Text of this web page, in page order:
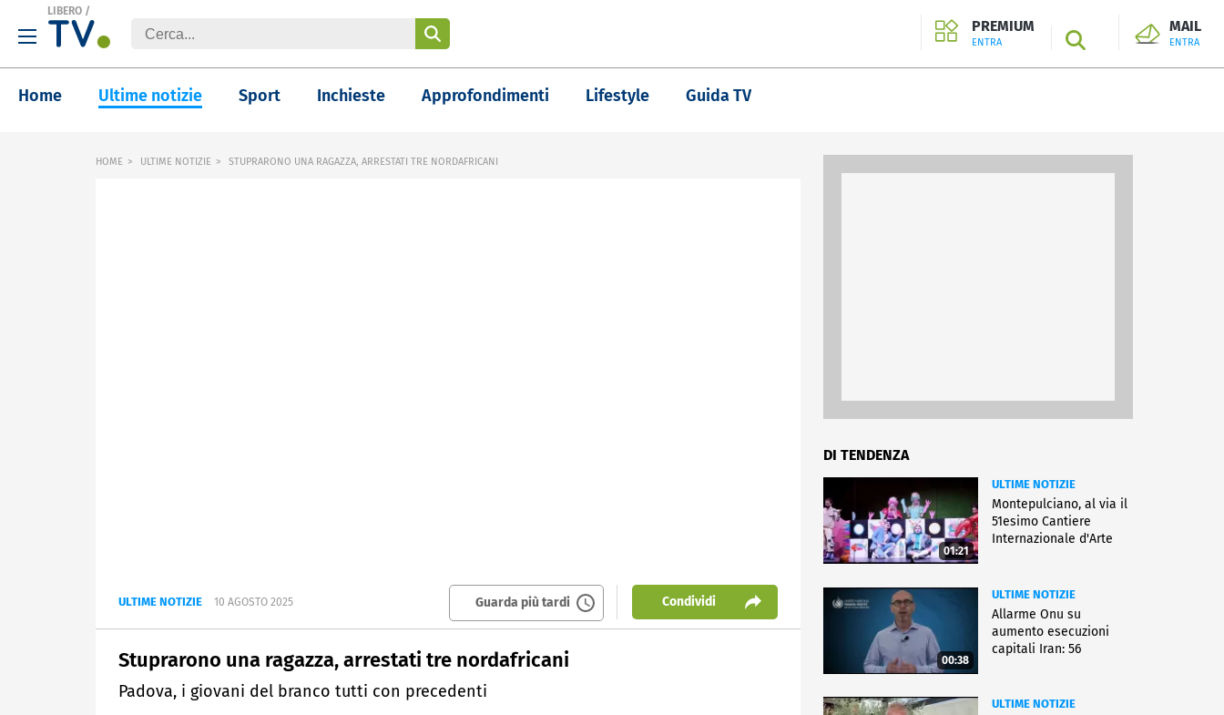
LIBERO /
PREMIUM
ENTRA SEARCH
MAIL
ENTRA
Home Ultime notizie Sport Inchieste Approfondimenti Lifestyle Guida TV
HOME ULTIME NOTIZIE STUPRARONO UNA RAGAZZA, ARRESTATI TRE NORDAFRICANI
ULTIME NOTIZIE 10 AGOSTO 2025 Guarda più tardi Condividi
Stuprarono una ragazza, arrestati tre nordafricani
Padova, i giovani del branco tutti con precedenti
DI TENDENZA
01:21
ULTIME NOTIZIE
Montepulciano, al via il
51esimo Cantiere
Internazionale d'Arte
00:38
ULTIME NOTIZIE
Allarme Onu su
aumento esecuzioni
capitali Iran: 56
ULTIME NOTIZIE